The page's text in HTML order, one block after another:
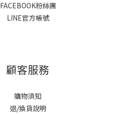
FACEBOOK粉絲團
LINE官方帳號
顧客服務
購物須知
退/換貨說明